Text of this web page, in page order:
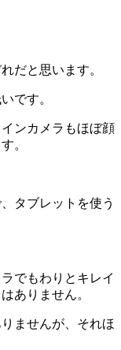
だと思います。
です。
ンカメラもほぼ顔
。
タブレットを使う
でもわりとキレイ
ありません。
ませんが、それほ